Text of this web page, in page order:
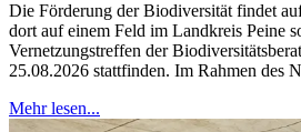
Die Förderung der Biodiversität findet
dort auf einem Feld im Landkreis Peine
Vernetzungstreffen der
25.08.2026 stattfinden. Im Rahmen des
Mehr lesen...